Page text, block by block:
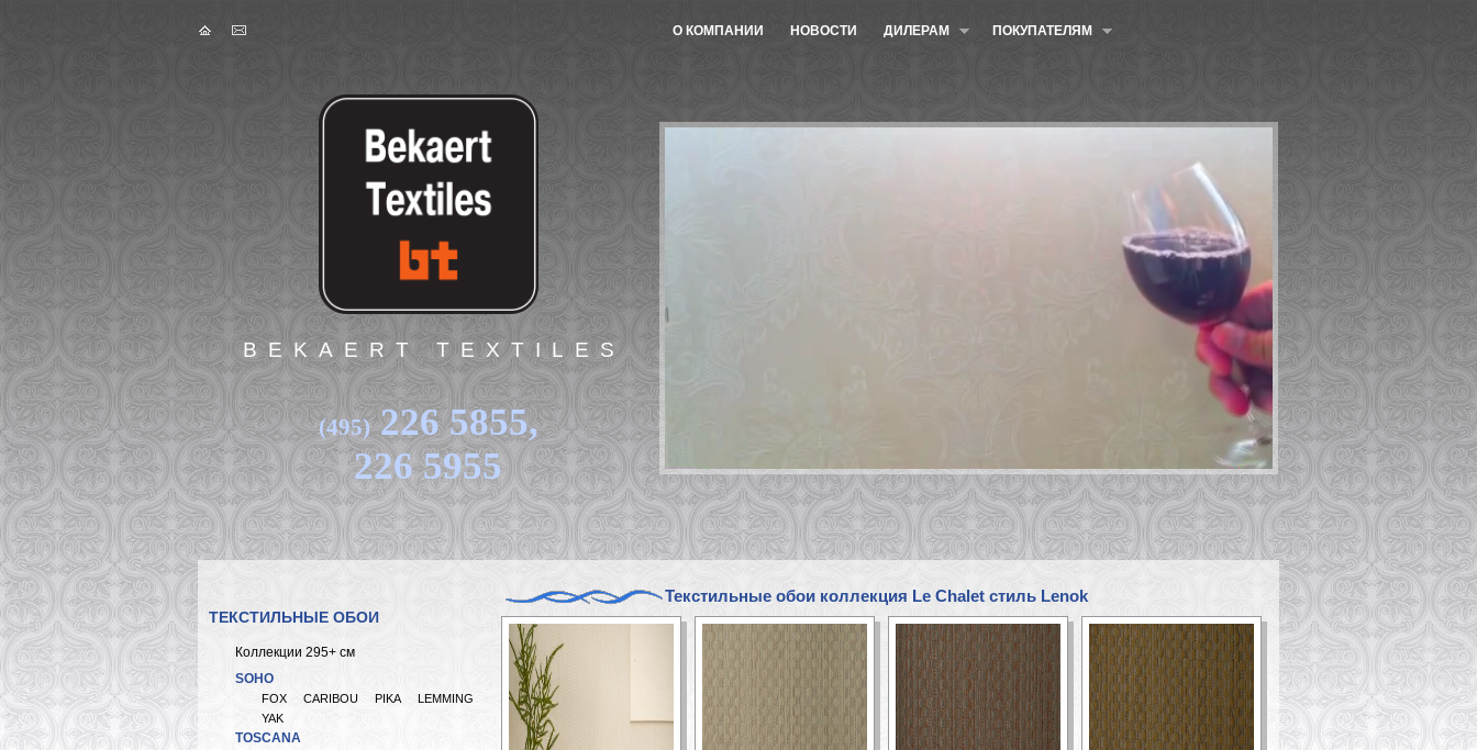
О КОМПАНИИ
НОВОСТИ ДИЛЕРАМ ПОКУПАТЕЛЯМ
BEKAERT TEXTILES
(495)226 5855,
226 5955
ТЕКСТИЛЬНЫЕ ОБОИ
Коллекции 295+ см
SOHO
FOX CARIBOU PIKA
LEMMING
YAK
TOSCANA
Текстильные обои коллекция Le Chalet стиль Lenok